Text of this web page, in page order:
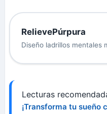
RelievePúrpura
Diseño ladrillos mentales
Lecturas
¡Transforma tu sueño